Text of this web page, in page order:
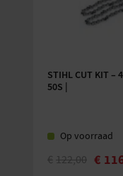
STIHL CUT KIT –
50S |
Op voorraad
€ 122,00 €